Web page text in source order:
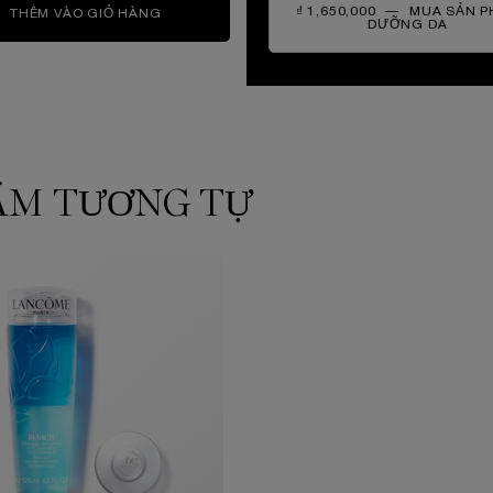
THÊM VÀO GIỎ HÀNG SỮA RỬA MẶT CLARIFIQUE
₫ 1,650,000 ―
MUA SẢN
DƯỠNG DA
TƯƠNG TỰ